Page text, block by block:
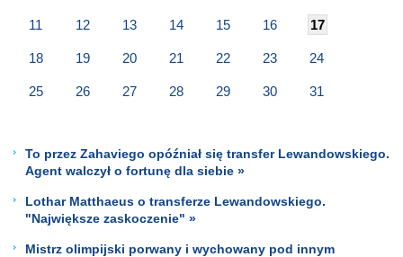
11 12 13 14 15 16 17
18 19 20 21 22 23 24
25 26 27 28 29 30 31
To przez Zahaviego opóźniał się transfer Lewandowskiego.
Agent walczył o fortunę dla siebie »
Lothar Matthaeus o transferze Lewandowskiego.
"Największe zaskoczenie" »
Mistrz olimpijski porwany i wychowany pod innym